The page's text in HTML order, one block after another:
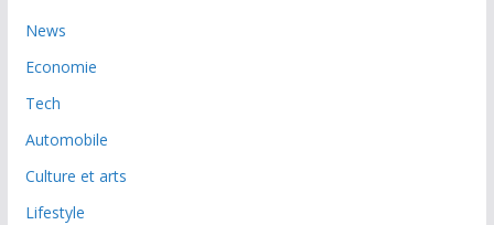
News
Economie
Tech
Automobile
Culture et arts
Lifestyle